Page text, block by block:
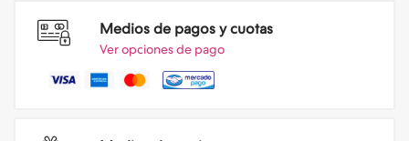
Medios de pagos y cuotas
Ver opciones de pago